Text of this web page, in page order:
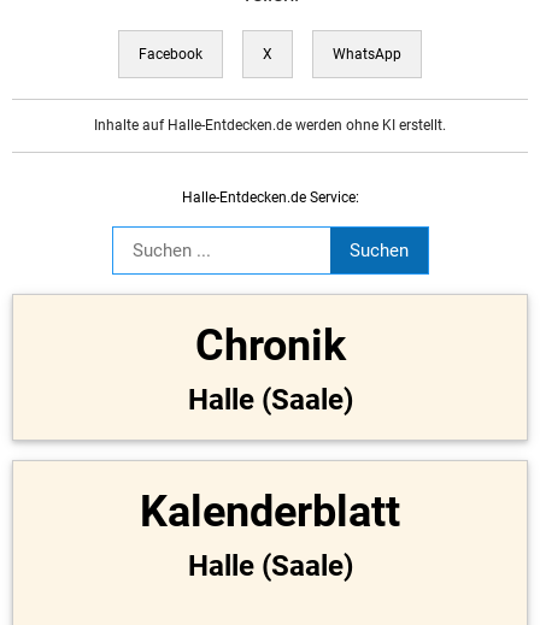
Facebook X WhatsApp
Inhalte auf Halle-Entdecken.de werden ohne KI erstellt.
Halle-Entdecken.de Service:
Chronik
Halle (Saale)
Kalenderblatt
Halle (Saale)